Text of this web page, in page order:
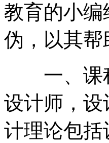
教育的小
伪，以其
一、课程
设计师，
计理论包